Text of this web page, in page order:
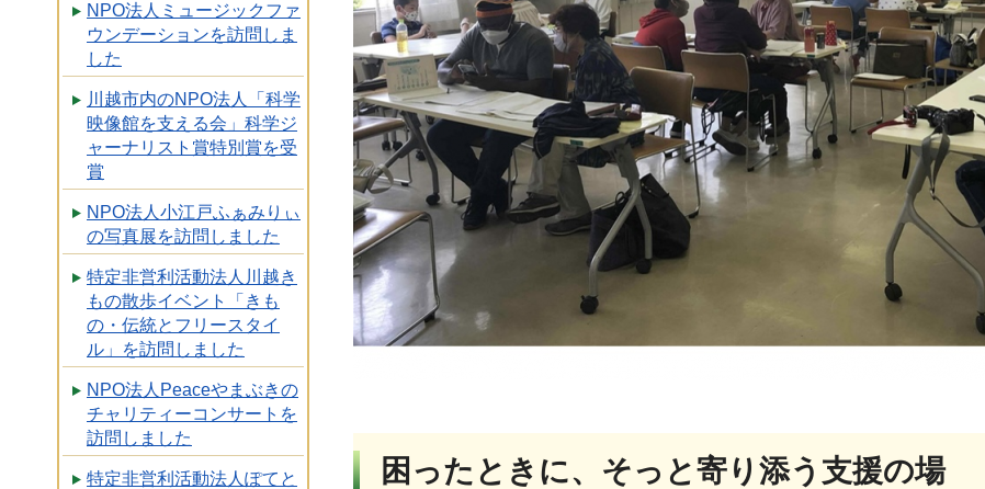
NPO法人ミュージックファ
ウンデーションを訪問しま
した
川越市内のNPO法人「科学
映像館を支える会」科学ジ
ャーナリスト賞特別賞を受
賞
NPO法人小江戸ふぁみりぃ
の写真展を訪問しました
特定非営利活動法人川越き
もの散歩イベント「きも
の・伝統とフリースタイ
ル」を訪問しました
NPO法人Peaceやまぶきの
チャリティーコンサートを
訪問しました
特定非営利活動法人ぽてと
困ったときに、そっと寄り添う支援の場